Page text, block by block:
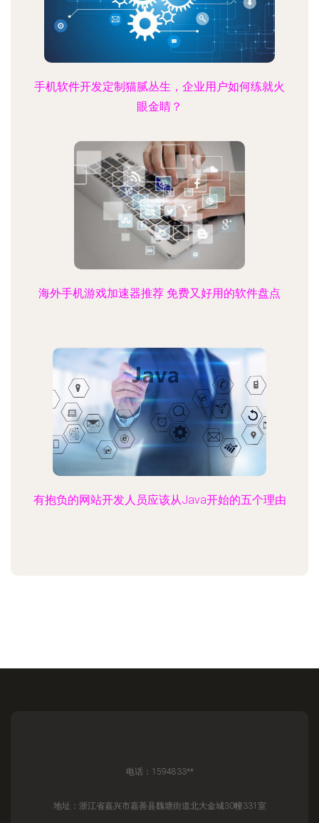
手机软件开发定制猫腻丛生，企业用户如何练就火
眼金睛？
海外手机游戏加速器推荐 免费又好用的软件盘点
有抱负的网站开发人员应该从Java开始的五个理由
电话：1594833**
地址：浙江省嘉兴市嘉善县魏塘街道北大金城30幢331室